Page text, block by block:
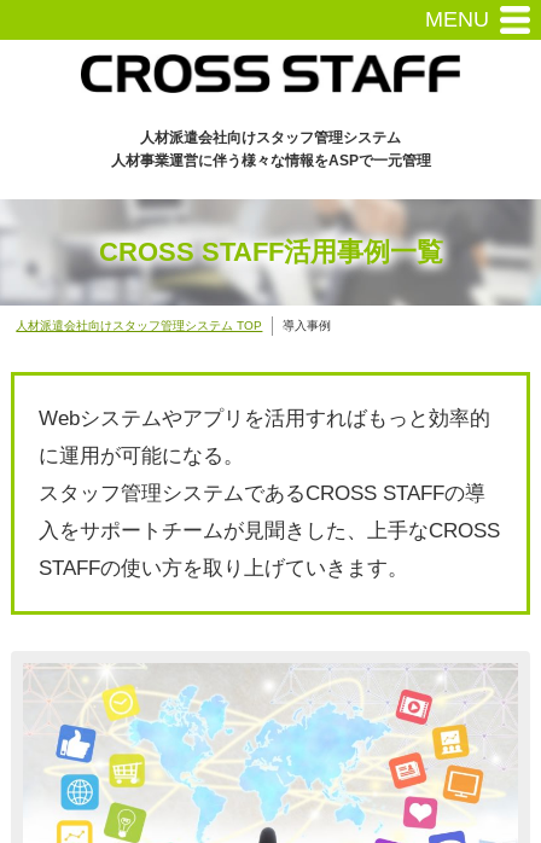
人材派遣会社向けスタッフ管理システム
人材事業運営に伴う様々な情報をASPで一元管理
MENU
CROSS STAFF活用事例一覧
人材派遣会社向けスタッフ管理システム TOP 導入事例
Webシステムやアプリを活用すればもっと効率的
に運用が可能になる。
スタッフ管理システムであるCROSS STAFFの導
入をサポートチームが見聞きした、上手なCROSS
STAFFの使い方を取り上げていきます。